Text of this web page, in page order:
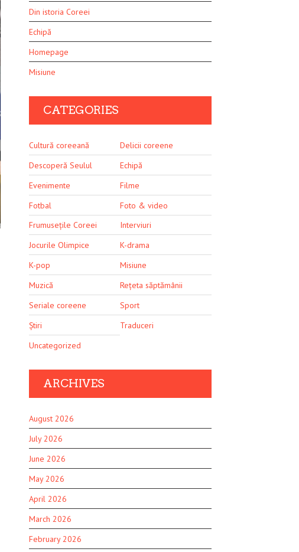
Din istoria Coreei
Echipă
Homepage
Misiune
CATEGORIES
Cultură coreeană
Delicii coreene
Descoperă Seulul
Echipă
Evenimente
Filme
Fotbal
Foto & video
Frumusețile Coreei
Interviuri
Jocurile Olimpice
K-drama
K-pop
Misiune
Muzică
Rețeta săptămânii
Seriale coreene
Sport
Știri
Traduceri
Uncategorized
ARCHIVES
August 2026
July 2026
June 2026
May 2026
April 2026
March 2026
February 2026